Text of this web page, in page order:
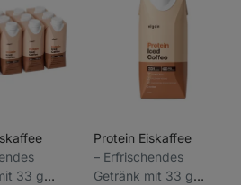
33 g
Protein Eiskaffee
⁠–⁠ Erfrischendes
Getränk mit 33 g